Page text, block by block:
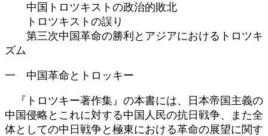
中国トロツキストの政治的敗北
トロツキストの誤り
第三次中国革命の勝利とアジアにおけるトロツキ
ズム
一 中国革命とトロッキー
『トロツキー著作集』の本書には、日本帝国主義の
中国侵略とこれに対する中国人民の抗日戦争、また全
体としての中日戦争と極東における革命の展望に関す